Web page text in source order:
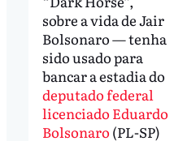
sobre a vida de Jair
Bolsonaro — tenha
sido usado para
bancar a estadia do
deputado federal
licenciado Eduardo
Bolsonaro (PL-SP)